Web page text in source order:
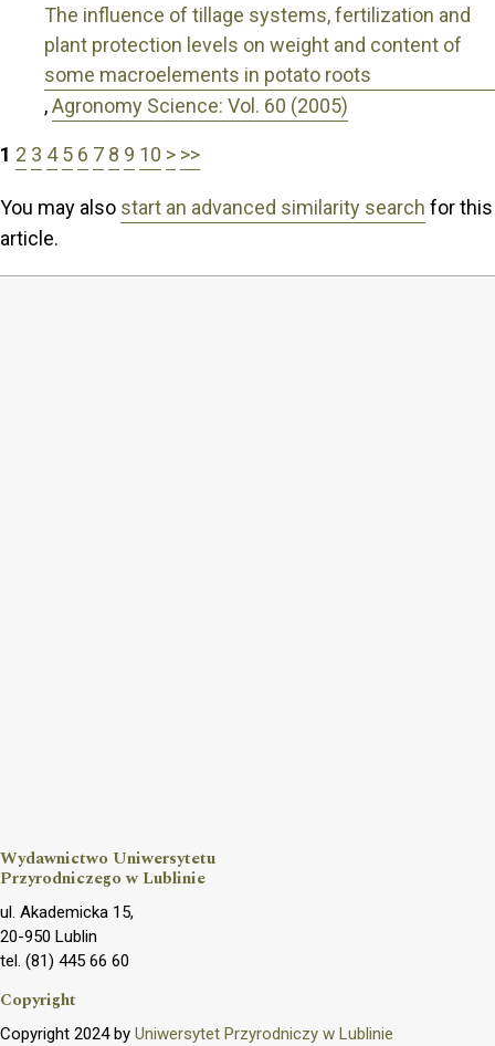
The influence of tillage systems, fertilization and
plant protection levels on weight and content of
some macroelements in potato roots
,Agronomy Science: Vol. 60 (2005)
1 2 3 4 5 6 7 8 9 10 > >>
You may also start an advanced similarity search for this
article.
Wydawnictwo Uniwersytetu
Przyrodniczego w Lublinie
ul. Akademicka 15,
20-950 Lublin
tel. (81) 445 66 60
Copyright
Copyright 2024 by Uniwersytet Przyrodniczy w Lublinie